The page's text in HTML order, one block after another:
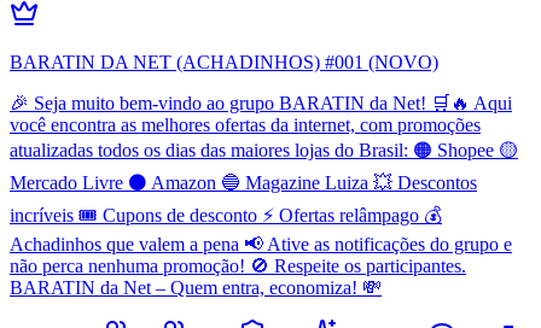
BARATIN DA NET (ACHADINHOS) #001 (NOVO)
🎉 Seja muito bem-vindo ao grupo BARATIN da Net! 🛒🔥 Aqui
você encontra as melhores ofertas da internet, com promoções
atualizadas todos os dias das maiores lojas do Brasil: 🟠 Shopee 🟡
Mercado Livre ⚫ Amazon 🔵 Magazine Luiza 💥 Descontos
incríveis 🎟️ Cupons de desconto ⚡ Ofertas relâmpago 💰
Achadinhos que valem a pena 📢 Ative as notificações do grupo e
não perca nenhuma promoção! 🚫 Respeite os participantes.
BARATIN da Net – Quem entra, economiza! 💸